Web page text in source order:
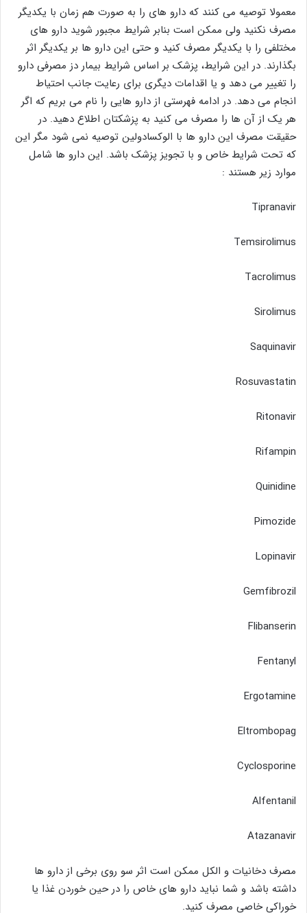
معمولا توصیه می کنند که دارو های را به صورت هم زمان با یکدیگر
مصرف نکنید ولی ممکن است بنابر شرایط مجبور شوید دارو های
مختلفی را با یکدیگر مصرف کنید و حتی این دارو ها بر یکدیگر اثر
بگذارند. در این شرایط، پزشک بر اساس شرایط بیمار دز مصرفی دارو
را تغییر می دهد و یا اقدامات دیگری برای رعایت جانب احتیاط
انجام می دهد. در ادامه فهرستی از دارو هایی را نام می بریم که اگر
هر یک از آن ها را مصرف می کنید به پزشکتان اطلاع دهید. در
حقیقت مصرف این دارو ها با الوکسادولین توصیه نمی شود مگر این
که تحت شرایط خاص و با تجویز پزشک باشد. این دارو ها شامل
موارد زیر هستند :
Tipranavir
Temsirolimus
Tacrolimus
Sirolimus
Saquinavir
Rosuvastatin
Ritonavir
Rifampin
Quinidine
Pimozide
Lopinavir
Gemfibrozil
Flibanserin
Fentanyl
Ergotamine
Eltrombopag
Cyclosporine
Alfentanil
Atazanavir
مصرف دخانیات و الکل ممکن است اثر سو روی برخی از دارو ها
داشته باشد و شما نباید دارو های خاص را در حین خوردن غذا یا
خوراکی خاصی مصرف کنید.